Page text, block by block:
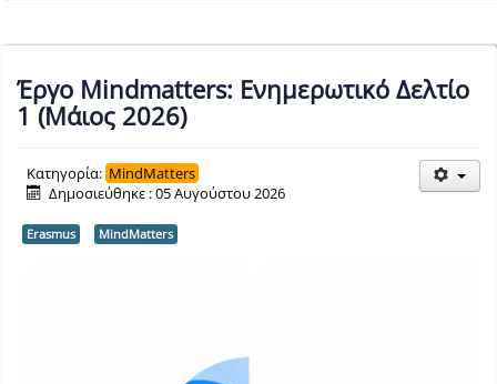
Έργο Mindmatters: Ενημερωτικό Δελτίο
1 (Μάιος 2026)
Κατηγορία: MindMatters
Δημοσιεύθηκε : 05 Αυγούστου 2026
Erasmus MindMatters